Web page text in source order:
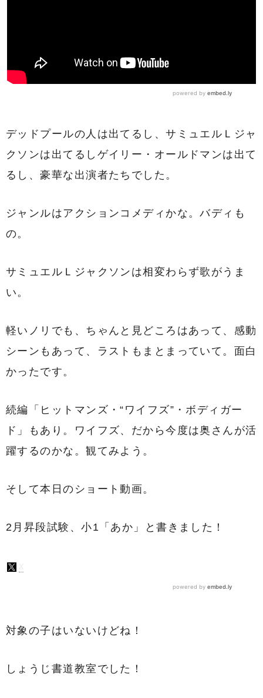
デッドプールの人は出てるし、サミュエルＬジャ
クソンは出てるしゲイリー・オールドマンは出て
るし、豪華な出演者たちでした。
ジャンルはアクションコメディかな。バディも
の。
サミュエルＬジャクソンは相変わらず歌がうま
い。
軽いノリでも、ちゃんと見どころはあって、感動
シーンもあって、ラストもまとまっていて。面白
かったです。
続編「ヒットマンズ・“ワイフズ”・ボディガー
ド」もあり。ワイフズ、だから今度は奥さんが活
躍するのかな。観てみよう。
そして本日のショート動画。
2月昇段試験、小1「あか」と書きました！
対象の子はいないけどね！
しょうじ書道教室でした！